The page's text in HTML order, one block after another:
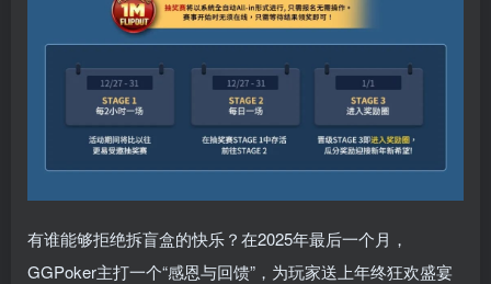
有谁能够拒绝拆盲盒的快乐？在2025年最后一个月，
GGPoker主打一个“感恩与回馈”，为玩家送上年终狂欢盛宴